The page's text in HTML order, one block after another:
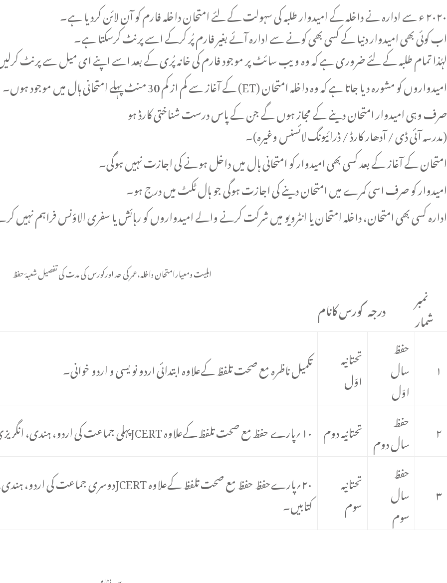
۲۰۲۰ ء سے ادارہ نے داخلہ کے امیدوار طلبہ کی سہولت کے لئے امتحان داخلہ فارم کو آن لائن کردیا ہے۔
اب کوئی بھی امیدوار دنیا کے کسی بھی کونے سے ادارہ آئے بغیر فارم پُر کرکے اسے پرنٹ کرسکتا ہے۔
لہٰذا تمام طلبہ کے لئے ضروری ہے کہ وہ ویب سائٹ پر موجود فارم کی خانہ پُری کے بعد اسے اپنے ای میل سے پرنٹ
امیدواروں کو مشورہ دیا جاتا ہے کہ وہ داخلہ امتحان (ET) کے آغاز سے کم از کم 30 منٹ پہلے امتحانی ہال میں موجود ہوں۔
صرف وہی امیدوار امتحان دینے کے مجاز ہوں گے جن کے پاس درست شناختی کارڈ ہو
(مدرسہ آئی ڈی / آدھار کارڈ / ڈرائیونگ لائسنس وغیرہ)۔
امتحان کے آغاز کے بعد کسی بھی امیدوار کو امتحانی ہال میں داخل ہونے کی اجازت نہیں ہوگی۔
امیدوار کو صرف اسی کمرے میں امتحان دینے کی اجازت ہوگی جو ہال ٹکٹ میں درج ہو۔
ادارہ کسی بھی امتحان، داخلہ امتحان یا انٹرویو میں شرکت کرنے والے امیدواروں کو رہائش یا سفری الاؤنس فراہم نہیں
اہلیت ومعیارامتحان داخلہ،عمر کی حد اورکورس کی مدت کی تفصیل شعبۂ حفظ
نمبر
شمار
درجہکورس کانام
۱
حفظ
سال
اوّل
تحتانیہ
اوّل
تکمیل ناظرہ مع صحت تلفظ کےعلاوہ ابتدائی اردو نو یسی و اردو خوانی۔
۲
حفظ
سال دوم تحتانیہ دوم ۱۰؍پارے حفظ مع صحت تلفظ کےعلاوہ JCERTپہلی جماعت کی اردو، ہندی، انگریزی،حساب کی کتابیں۔
۳
حفظ
سال
سوم
تحتانیہ
سوم
کتابیں۔